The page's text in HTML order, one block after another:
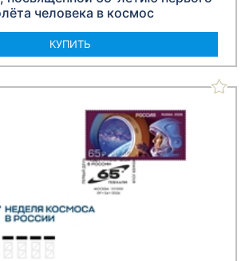
человека в космос
КУПИТЬ